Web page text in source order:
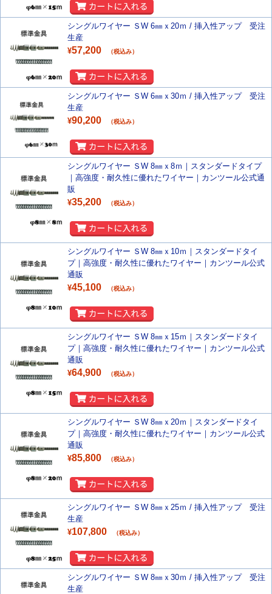
シングルワイヤー ＳW 6㎜ｘ20ｍ / 挿入性アップ 受注
生産
¥57,200 （税込み）
シングルワイヤー ＳW 6㎜ｘ30ｍ / 挿入性アップ 受注
生産
¥90,200 （税込み）
シングルワイヤー ＳW 8㎜ｘ8ｍ｜スタンダードタイプ
｜高強度・耐久性に優れたワイヤー｜カンツール公式通
販
¥35,200 （税込み）
シングルワイヤー ＳW 8㎜ｘ10ｍ｜スタンダードタイ
プ｜高強度・耐久性に優れたワイヤー｜カンツール公式
通販
¥45,100 （税込み）
シングルワイヤー ＳW 8㎜ｘ15ｍ｜スタンダードタイ
プ｜高強度・耐久性に優れたワイヤー｜カンツール公式
通販
¥64,900 （税込み）
シングルワイヤー ＳW 8㎜ｘ20ｍ｜スタンダードタイ
プ｜高強度・耐久性に優れたワイヤー｜カンツール公式
通販
¥85,800 （税込み）
シングルワイヤー ＳW 8㎜ｘ25ｍ / 挿入性アップ 受注
生産
¥107,800 （税込み）
シングルワイヤー ＳW 8㎜ｘ30ｍ / 挿入性アップ 受注
生産